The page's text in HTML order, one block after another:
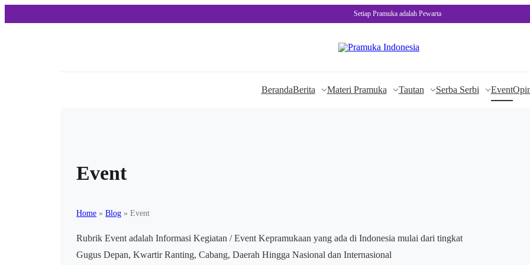
Setiap Pramuka adalah Pewarta
BerandaBerita Materi Pramuka Tautan Serba Serbi Event
Event
Home »Blog »Event
Rubrik Event adalah Informasi Kegiatan / Event Kepramukaan yang ada di Indonesia mulai dari tingkat
Gugus Depan, Kwartir Ranting, Cabang, Daerah Hingga Nasional dan Internasional